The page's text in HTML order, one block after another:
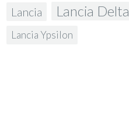
Lancia Lancia Delta
Lancia Ypsilon